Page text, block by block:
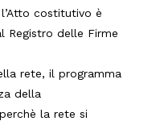
costitutivo è
Registro delle Firme
rete, il programma
della
la rete si